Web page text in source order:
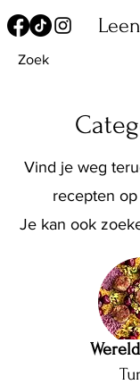
Vind je weg
recepten
Je kan ook